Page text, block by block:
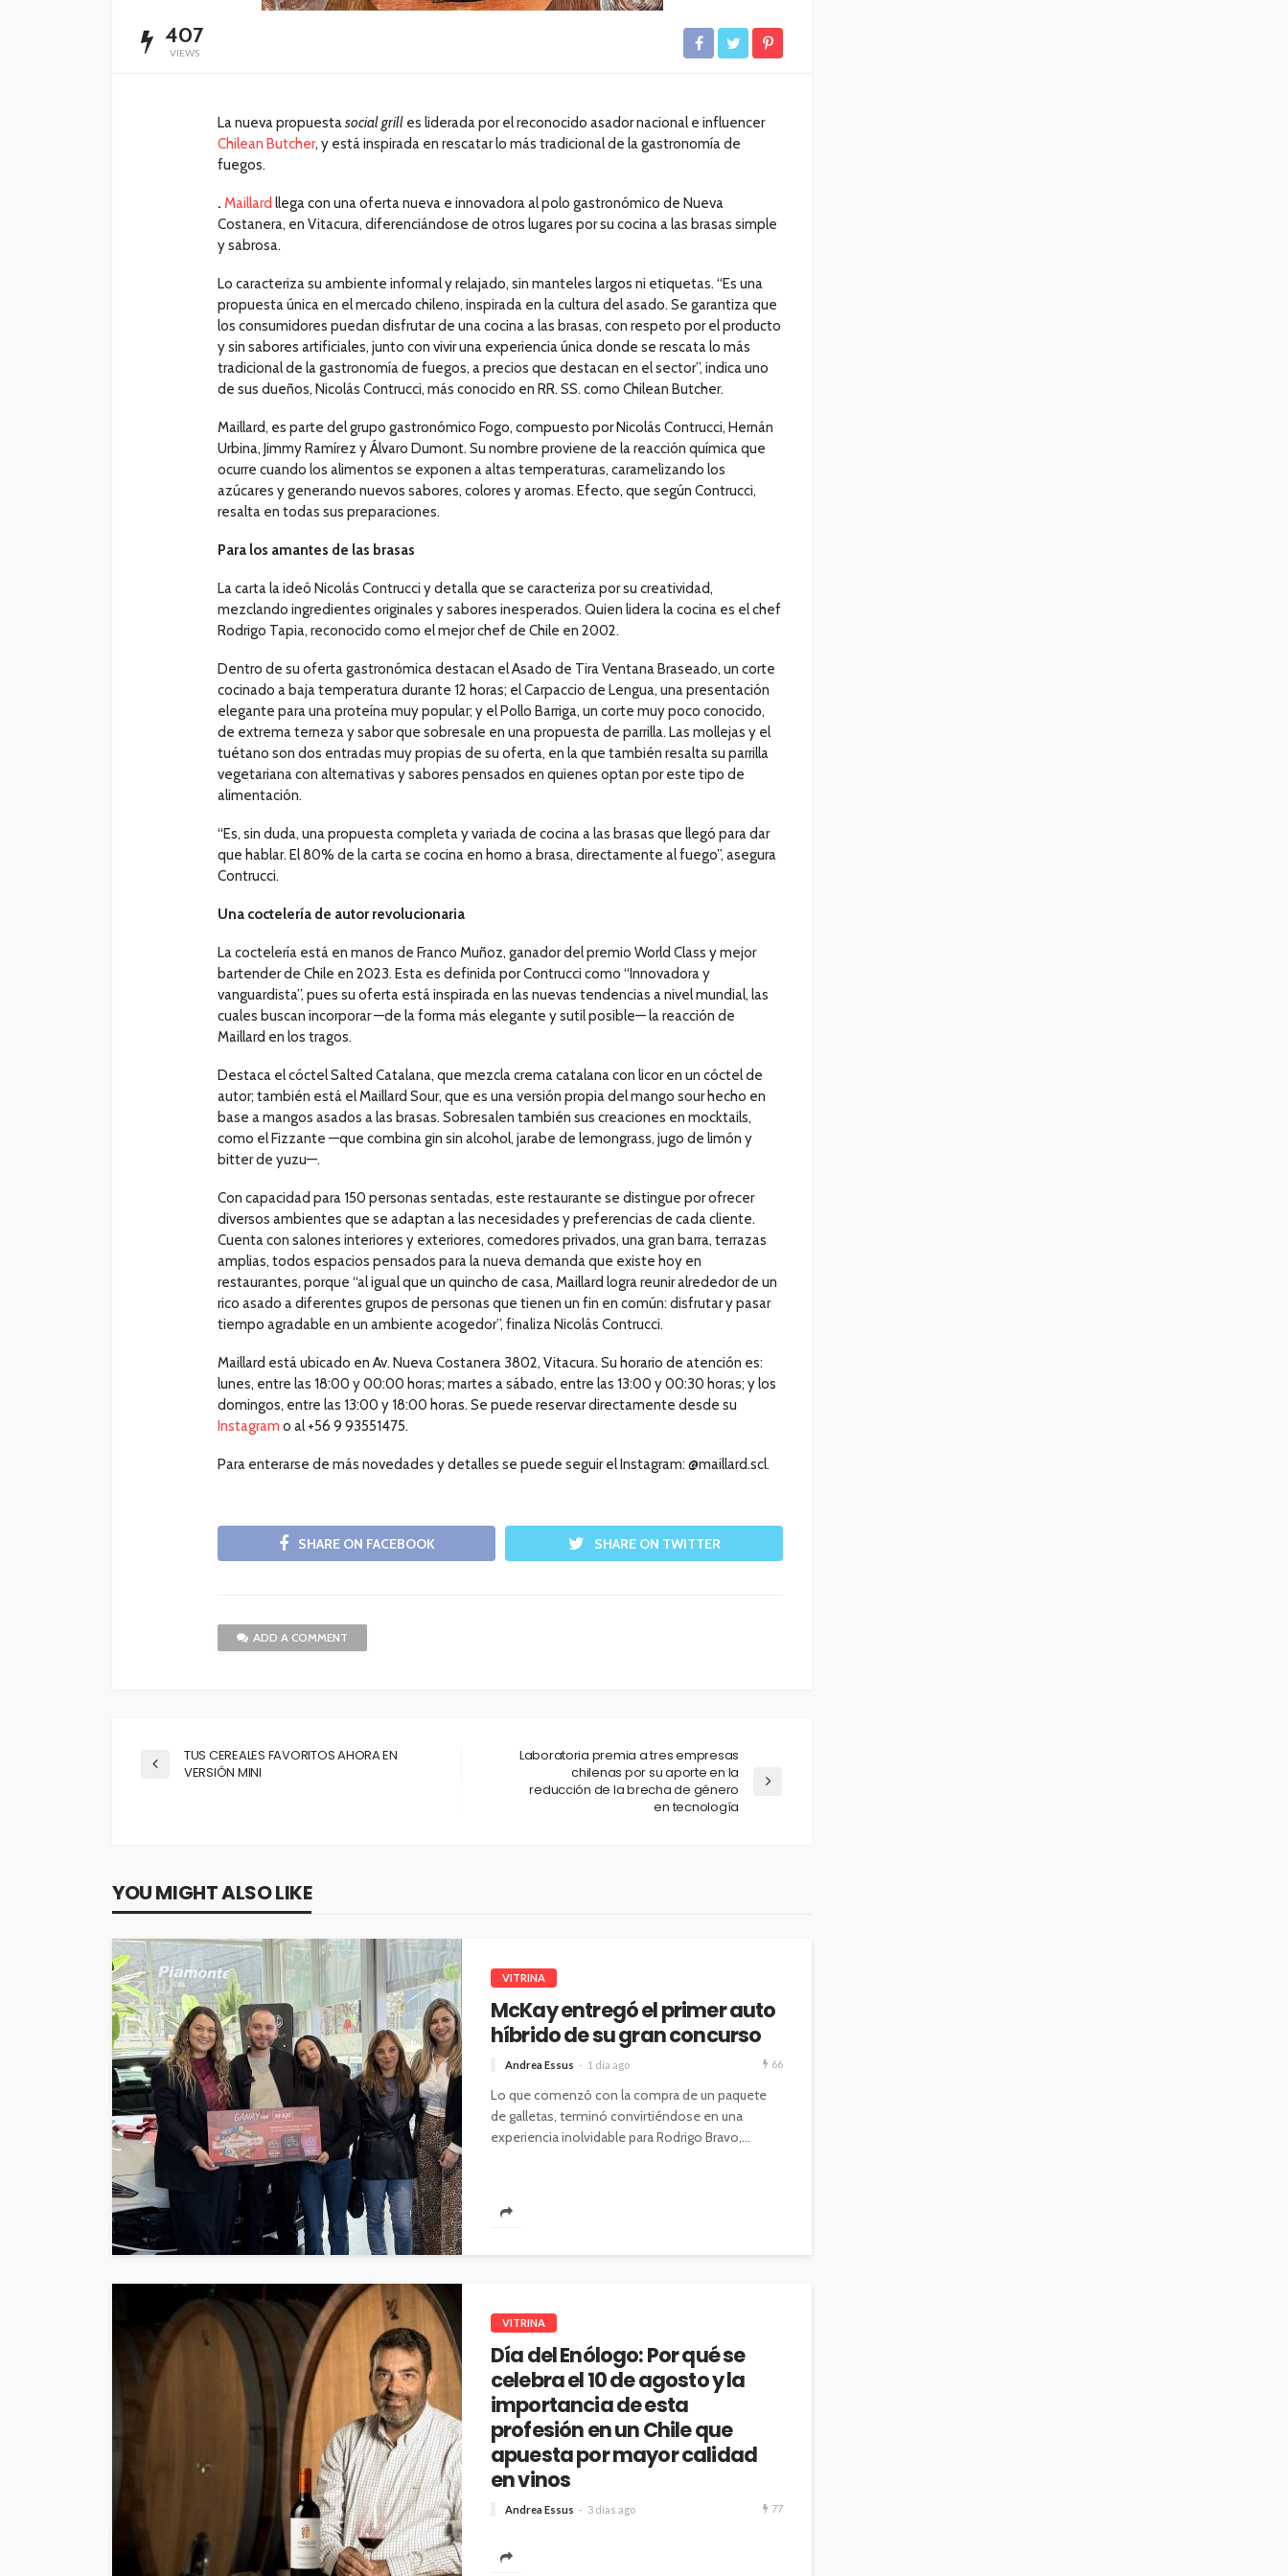
407
VIEWS
La nueva propuesta social grill es liderada por el reconocido asador nacional e influencer
Chilean Butcher, y está inspirada en rescatar lo más tradicional de la gastronomía de
fuegos.
. Maillard llega con una oferta nueva e innovadora al polo gastronómico de Nueva
Costanera, en Vitacura, diferenciándose de otros lugares por su cocina a las brasas simple
y sabrosa.
Lo caracteriza su ambiente informal y relajado, sin manteles largos ni etiquetas. “Es una
propuesta única en el mercado chileno, inspirada en la cultura del asado. Se garantiza que
los consumidores puedan disfrutar de una cocina a las brasas, con respeto por el producto
y sin sabores artificiales, junto con vivir una experiencia única donde se rescata lo más
tradicional de la gastronomía de fuegos, a precios que destacan en el sector”, indica uno
de sus dueños, Nicolás Contrucci, más conocido en RR. SS. como Chilean Butcher.
Maillard, es parte del grupo gastronómico Fogo, compuesto por Nicolás Contrucci, Hernán
Urbina, Jimmy Ramírez y Álvaro Dumont. Su nombre proviene de la reacción química que
ocurre cuando los alimentos se exponen a altas temperaturas, caramelizando los
azúcares y generando nuevos sabores, colores y aromas. Efecto, que según Contrucci,
resalta en todas sus preparaciones.
Para los amantes de las brasas
La carta la ideó Nicolás Contrucci y detalla que se caracteriza por su creatividad,
mezclando ingredientes originales y sabores inesperados. Quien lidera la cocina es el chef
Rodrigo Tapia, reconocido como el mejor chef de Chile en 2002.
Dentro de su oferta gastronómica destacan el Asado de Tira Ventana Braseado, un corte
cocinado a baja temperatura durante 12 horas; el Carpaccio de Lengua, una presentación
elegante para una proteína muy popular; y el Pollo Barriga, un corte muy poco conocido,
de extrema terneza y sabor que sobresale en una propuesta de parrilla. Las mollejas y el
tuétano son dos entradas muy propias de su oferta, en la que también resalta su parrilla
vegetariana con alternativas y sabores pensados en quienes optan por este tipo de
alimentación.
“Es, sin duda, una propuesta completa y variada de cocina a las brasas que llegó para dar
que hablar. El 80% de la carta se cocina en horno a brasa, directamente al fuego”, asegura
Contrucci.
Una coctelería de autor revolucionaria
La coctelería está en manos de Franco Muñoz, ganador del premio World Class y mejor
bartender de Chile en 2023. Esta es definida por Contrucci como “Innovadora y
vanguardista”, pues su oferta está inspirada en las nuevas tendencias a nivel mundial, las
cuales buscan incorporar —de la forma más elegante y sutil posible— la reacción de
Maillard en los tragos.
Destaca el cóctel Salted Catalana, que mezcla crema catalana con licor en un cóctel de
autor; también está el Maillard Sour, que es una versión propia del mango sour hecho en
base a mangos asados a las brasas. Sobresalen también sus creaciones en mocktails,
como el Fizzante —que combina gin sin alcohol, jarabe de lemongrass, jugo de limón y
bitter de yuzu—.
Con capacidad para 150 personas sentadas, este restaurante se distingue por ofrecer
diversos ambientes que se adaptan a las necesidades y preferencias de cada cliente.
Cuenta con salones interiores y exteriores, comedores privados, una gran barra, terrazas
amplias, todos espacios pensados para la nueva demanda que existe hoy en
restaurantes, porque “al igual que un quincho de casa, Maillard logra reunir alrededor de un
rico asado a diferentes grupos de personas que tienen un fin en común: disfrutar y pasar
tiempo agradable en un ambiente acogedor”, finaliza Nicolás Contrucci.
Maillard está ubicado en Av. Nueva Costanera 3802, Vitacura. Su horario de atención es:
lunes, entre las 18:00 y 00:00 horas; martes a sábado, entre las 13:00 y 00:30 horas; y los
domingos, entre las 13:00 y 18:00 horas. Se puede reservar directamente desde su
Instagram o al +56 9 93551475.
Para enterarse de más novedades y detalles se puede seguir el Instagram: @maillard.scl.
SHARE ON FACEBOOK SHARE ON TWITTER
ADD A COMMENT
TUS CEREALES FAVORITOS AHORA EN
VERSIÓN MINI
Laboratoria premia a tres empresas
chilenas por su aporte en la
reducción de la brecha de género
en tecnología
YOU MIGHT ALSO LIKE
VITRINA
McKay entregó el primer auto
híbrido de su gran concurso
Andrea Essus 1 día ago 66
Lo que comenzó con la compra de un paquete
de galletas, terminó convirtiéndose en una
experiencia inolvidable para Rodrigo Bravo,...
VITRINA
Día del Enólogo: Por qué se
celebra el 10 de agosto y la
importancia de esta
profesión en un Chile que
apuesta por mayor calidad
en vinos
Andrea Essus 3 días ago 77
enólogos, en un país donde los consumidores